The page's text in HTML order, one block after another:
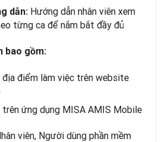
dẫn: Hướng dẫn nhân viên xem
từng ca để nắm bắt đầy đủ
bao gồm:
địa điểm làm việc trên website
trên ứng dụng MISA AMIS Mobile
viên, Người dùng phần mềm